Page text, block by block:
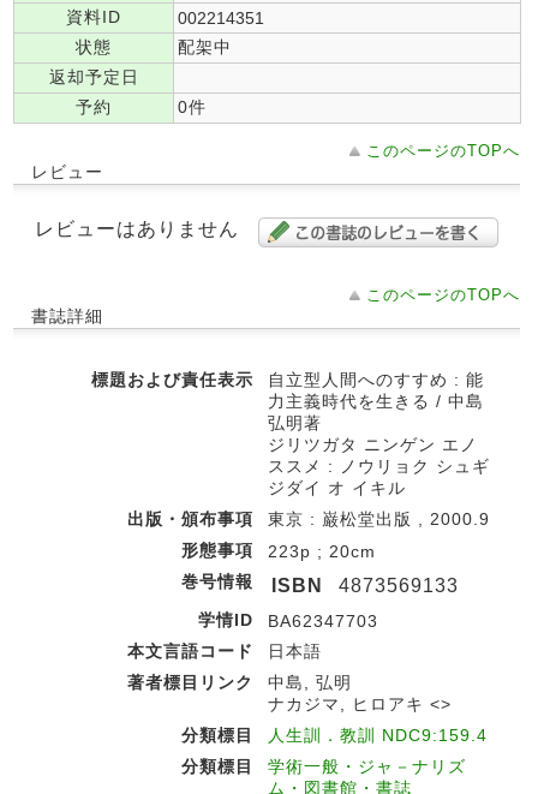
資料ID
002214351
状態
配架中
返却予定日
予約
0件
このページのTOPへ
レビュー
レビューはありません
このページのTOPへ
書誌詳細
標題および責任表示
自立型人間へのすすめ : 能
力主義時代を生きる / 中島
弘明著
ジリツガタ ニンゲン エノ
ススメ : ノウリョク シュギ
ジダイ オ イキル
出版・頒布事項
東京 : 巌松堂出版 , 2000.9
形態事項
223p ; 20cm
巻号情報
ISBN 4873569133
学情ID
BA62347703
本文言語コード
日本語
著者標目リンク
中島, 弘明
ナカジマ, ヒロアキ <>
分類標目
人生訓．教訓 NDC9:159.4
分類標目
学術一般・ジャ－ナリズ
ム・図書館・書誌